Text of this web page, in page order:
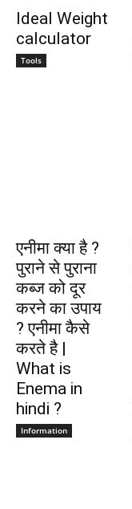
Ideal Weight
calculator
Tools
एनीमा क्या है ?
पुराने से पुराना
कब्ज को दूर
करने का उपाय
? एनीमा कैसे
करते है |
What is
Enema in
hindi ?
Information